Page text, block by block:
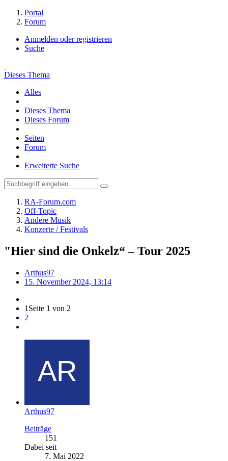
Portal
Forum
Anmelden oder registrieren
Suche
Dieses Thema
Alles
Dieses Thema
Dieses Forum
Seiten
Forum
Erweiterte Suche
RA-Forum.com
Off-Topic
Andere Musik
Konzerte / Festivals
"Hier sind die Onkelz“ – Tour 2025
Arthus97
15. November 2024, 13:14
1 Seite 1 von 2
2
Arthus97
Beiträge
151
Dabei seit
7. Mai 2022